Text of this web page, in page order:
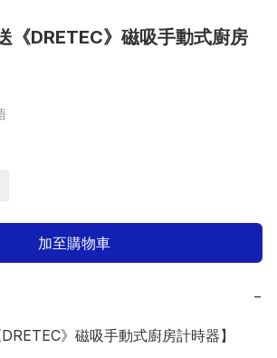
《DRETEC》磁吸手動式廚房
加至購物車
−
》磁吸手動式廚房計時器】